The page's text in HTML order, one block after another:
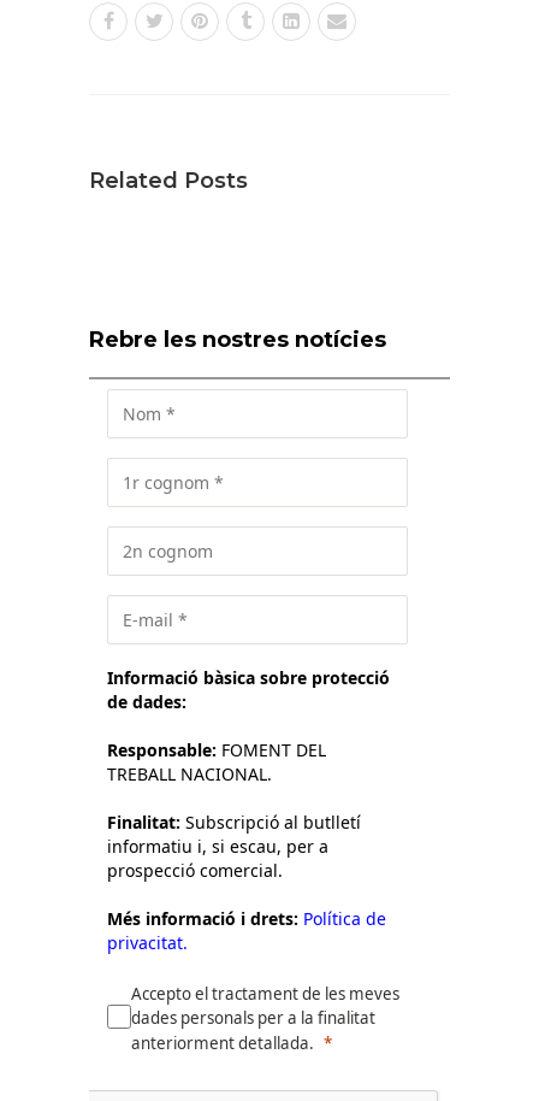
Related Posts
Rebre les nostres notícies
Informació bàsica sobre protecció
de dades:
Responsable: FOMENT DEL
TREBALL NACIONAL.
Finalitat: Subscripció al butlletí
informatiu i, si escau, per a
prospecció comercial.
Més informació i drets: Política de
privacitat.
Accepto el tractament de les meves
dades personals per a la finalitat
anteriorment detallada.